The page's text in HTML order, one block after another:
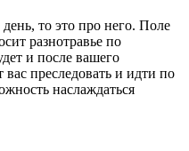
то это про него. Поле
разнотравье по
и после вашего
преследовать и идти по
наслаждаться